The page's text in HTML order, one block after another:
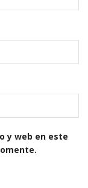
y web en este